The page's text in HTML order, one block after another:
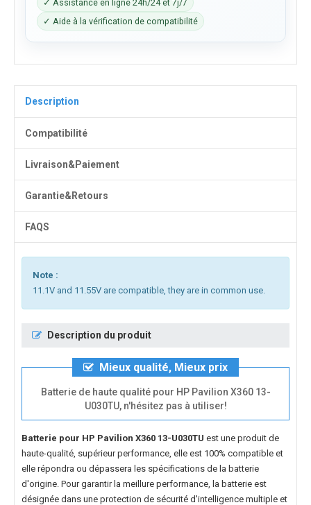
✓ Assistance en ligne 24h/24 et 7j/7
✓ Aide à la vérification de compatibilité
Description
Compatibilité
Livraison&Paiement
Garantie&Retours
FAQS
Note :
11.1V and 11.55V are compatible, they are in common use.
Description du produit
Mieux qualité, Mieux prix
Batterie de haute qualité pour HP Pavilion X360 13-
U030TU, n'hésitez pas à utiliser!
Batterie pour HP Pavilion X360 13-U030TU est une produit de
haute-qualité, supérieur performance, elle est 100% compatible et
elle répondra ou dépassera les spécifications de la batterie
d'origine. Pour garantir la meillure performance, la batterie est
désignée dans une protection de sécurité d'intelligence multiple et